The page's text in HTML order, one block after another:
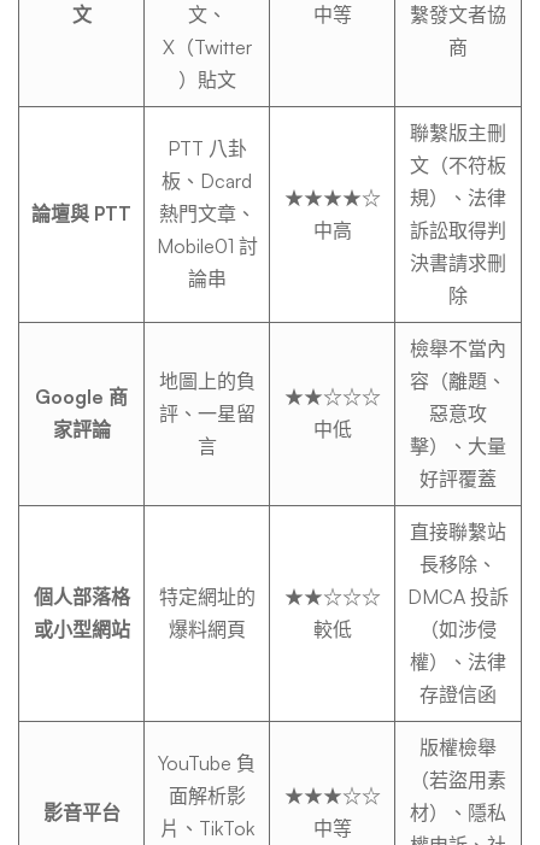
並
用
技
文
文、
X（Twitter
）貼文
中等
繫發文者協
商
論壇與 PTT
PTT 八卦
板、Dcard
熱門文章、
Mobile01 討
論串
★★★★☆
中高
聯繫版主刪
文（不符板
規）、法律
訴訟取得判
決書請求刪
除
Google 商
家評論
地圖上的負
評、一星留
言
★★☆☆☆
中低
檢舉不當內
容（離題、
惡意攻
擊）、大量
好評覆蓋
個人部落格
或小型網站
特定網址的
爆料網頁
★★☆☆☆
較低
直接聯繫站
長移除、
DMCA 投訴
（如涉侵
權）、法律
存證信函
影音平台
YouTube 負
面解析影
片、TikTok
★★★☆☆
中等
版權檢舉
（若盜用素
材）、隱私